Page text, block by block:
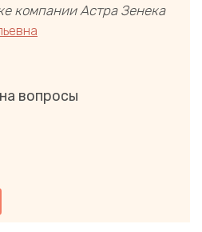
компании Астра Зенека
вопросы